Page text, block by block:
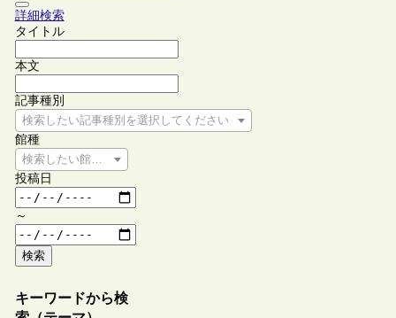
詳細検索
タイトル
本文
記事種別
検索したい記事種別を選択してください
館種
検索したい館種を選択してください
投稿日
～
検索
キーワードから検